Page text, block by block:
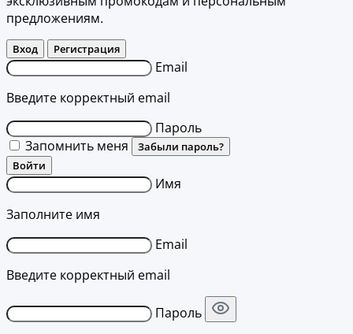
предложениям.
Вход Регистрация
Email
Введите корректный email
Пароль
Запомнить меня
Забыли пароль?
Войти
Имя
Заполните имя
Email
Введите корректный email
Пароль